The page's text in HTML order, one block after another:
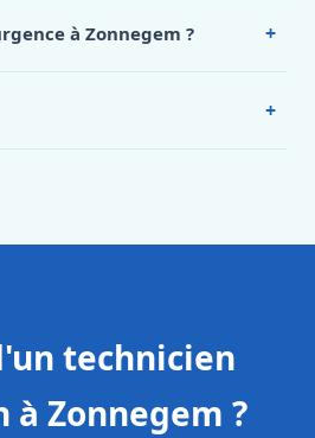
53 24 26.
à Zonnegem ? +
+
technicien
Zonnegem ?